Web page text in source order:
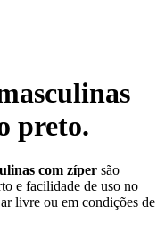
preto.
com zíper são
e facilidade de uso no
livre ou em condições de